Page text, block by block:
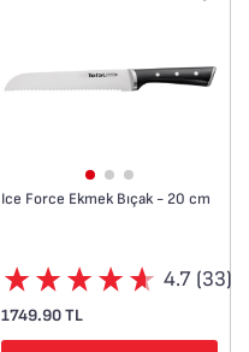
Ice Force Ekmek Bıçak - 20 cm
4.7 (33)
1749.90 TL